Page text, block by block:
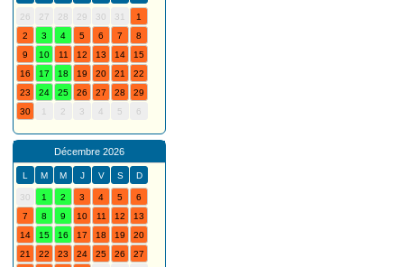
26 27 28 29 30 31
1
2
3 4 5 6 7
8
9
10 11 12 13 14
15
16
17 18 19 20 21
22
23
24 25 26 27 28
29
30
1 2 3 4 5 6
Décembre 2026
L M M J V S D
30 1 2 3 4 5
6
7
8 9 10 11 12
13
14
15 16 17 18 19
20
21
22 23 24 25 26
27